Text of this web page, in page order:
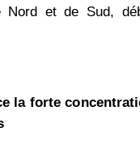
et de Sud,
la forte